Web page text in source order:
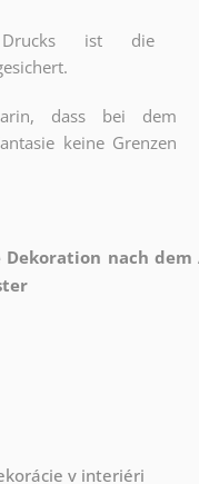
ist die
dass bei dem
keine Grenzen
Dekoration nach